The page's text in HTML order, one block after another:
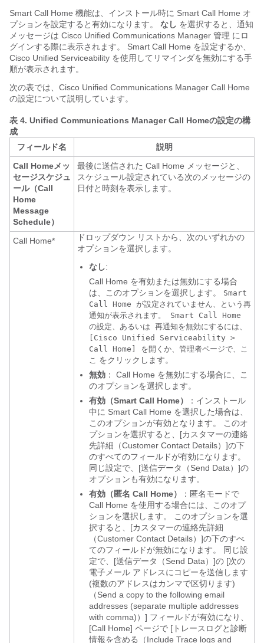
Smart Call Home 機能は、インストール時に Smart Call Home オ
プションを設定すると有効になります。 なし を選択すると、通知
メッセージは Cisco Unified Communications Manager 管理 にロ
グインする際に表示されます。 Smart Call Home を設定するか、
Cisco Unified Serviceability を使用してリマインダを無効にする手
順が表示されます。
次の表では、Cisco Unified Communications Manager Call Home
の設定について説明しています。
表 4. Unified Communications Manager Call Homeの設定の構
成
フィールド名
説明
Call Homeメッ
セージスケジュ
ール（Call
Home
Message
Schedule）
最後に送信された Call Home メッセージと、
スケジュール設定されている次のメッセージの
日付と時刻を表示します。
Call Home*
ドロップダウン リストから、次のいずれかの
オプションを選択します。
なし:
Call Home を有効または無効にする場合
は、このオプションを選択します。 Smart
Call Home が設定されていません、という再
通知が表示されます。 Smart Call Home
の設定、あるいは 再通知を無効にするには、
[Cisco Unified Serviceability >
Call Home] を開くか、管理者ページで、こ
こ をクリックします。
無効 ： Call Home を無効にする場合に、こ
のオプションを選択します。
有効（Smart Call Home）
：インストール
中に Smart Call Home を選択した場合は、
このオプションが有効となります。 このオ
プションを選択すると、[カスタマーの連絡
先詳細（Customer Contact Details）]の下
のすべてのフィールドが有効になります。
同じ設定で、[送信データ（Send Data）]の
オプションも有効になります。
有効（匿名 Call Home）
：匿名モードで
Call Home を使用する場合には、このオプ
ションを選択します。 このオプションを選
択すると、[カスタマーの連絡先詳細
（Customer Contact Details）]の下のすべ
てのフィールドが無効になります。 同じ設
定で、[送信データ（Send Data）]の [次の
電子メール アドレスにコピーを送信します
(複数のアドレスはカンマで区切ります)
（Send a copy to the following email
addresses (separate multiple addresses
with comma)）] フィールドが有効になり、
[Call Home] ページで [トレースログと診断
情報を含める（Include Trace logs and